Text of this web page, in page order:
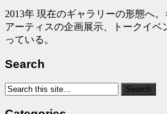
2013年 現在のギャラリーの形態へ
アーティスの企画展示、トークイベ
っている。
Search